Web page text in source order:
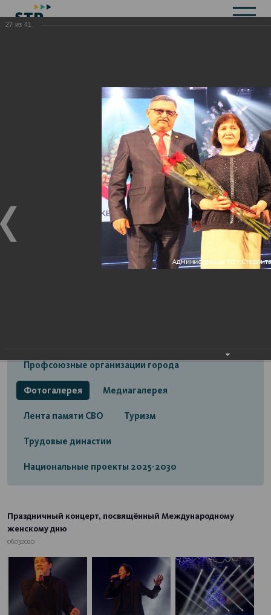
Карта города
Справочная информация
Территориальные органы и представительства
Актуальная информация Открытые данные
Строительство
Жилищно-коммунальное хозяйство
Инвестиционная привлекательность
Профсоюзные организации города
Фотогалерея Медиагалерея
Лента памяти СВО Туризм
Трудовые династии
Национальные проекты 2025-2030
Праздничный концерт, посвящённый Международному
женскому дню
06.03.2020
27 из 41